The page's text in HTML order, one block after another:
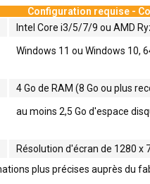
Configuration requise -
Intel Core i3/5/7/9 ou AMD
Windows 11 ou Windows 10,
4 Go de RAM (8 Go ou plus
au moins 2,5 Go d'espace
Résolution d'écran de 1280 x
plus précises auprès du